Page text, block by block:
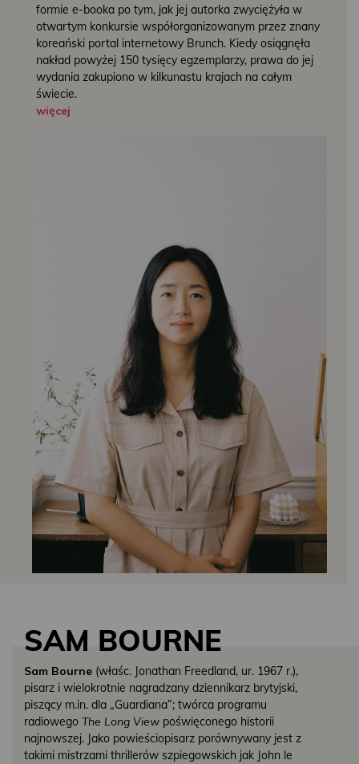
formie e-booka po tym, jak jej autorka zwyciężyła w
otwartym konkursie współorganizowanym przez znany
koreański portal internetowy Brunch. Kiedy osiągnęła
nakład powyżej 150 tysięcy egzemplarzy, prawa do jej
wydania zakupiono w kilkunastu krajach na całym
świecie.
więcej
SAM BOURNE
Sam Bourne (właśc. Jonathan Freedland, ur. 1967 r.),
pisarz i wielokrotnie nagradzany dziennikarz brytyjski,
piszący m.in. dla „Guardiana”; twórca programu
radiowego The Long View poświęconego historii
najnowszej. Jako powieściopisarz porównywany jest z
takimi mistrzami thrillerów szpiegowskich jak John le